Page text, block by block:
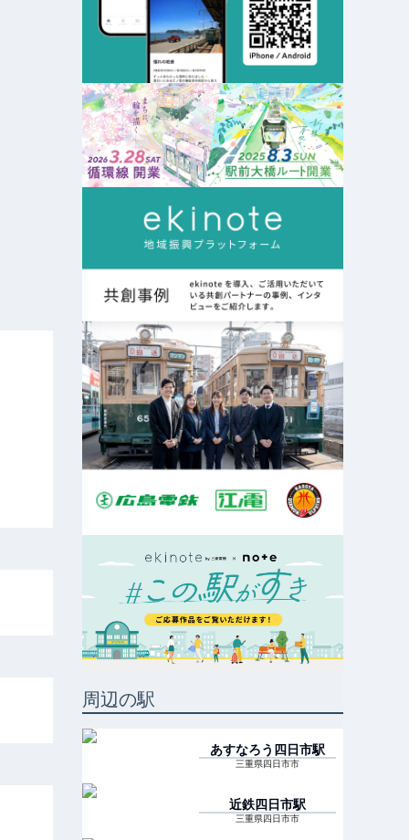
周辺の駅
あすなろう四日市駅
三重県四日市市
近鉄四日市駅
三重県四日市市